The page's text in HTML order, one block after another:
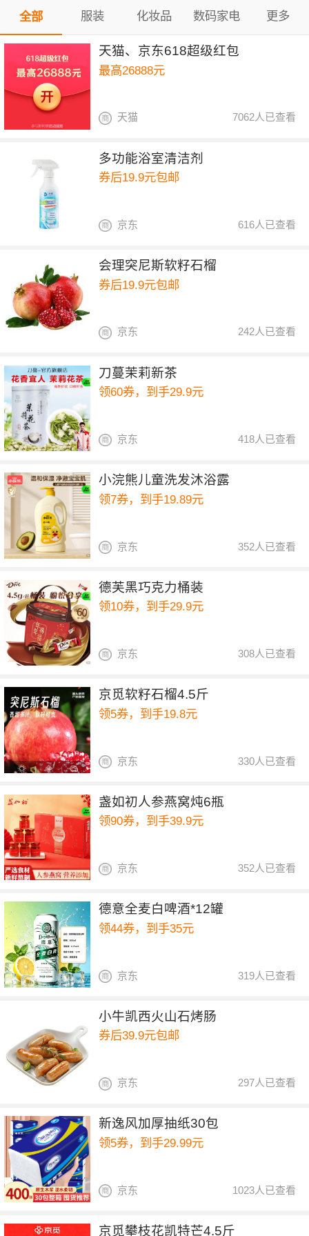
全部 服装 化妆品 数码家电 更多
天猫、京东618超级红包
最高26888元
7062人已查看
天猫
多功能浴室清洁剂
券后19.9元包邮
616人已查看
京东
会理突尼斯软籽石榴
券后19.9元包邮
242人已查看
京东
刀蔓茉莉新茶
领60券，到手29.9元
418人已查看
京东
小浣熊儿童洗发沐浴露
领7券，到手19.89元
352人已查看
京东
德芙黑巧克力桶装
领10券，到手29.9元
308人已查看
京东
京觅软籽石榴4.5斤
领5券，到手19.8元
330人已查看
京东
盏如初人参燕窝炖6瓶
领90券，到手39.9元
352人已查看
京东
德意全麦白啤酒*12罐
领44券，到手35元
319人已查看
京东
小牛凯西火山石烤肠
券后39.9元包邮
297人已查看
京东
新逸风加厚抽纸30包
领5券，到手29.99元
1023人已查看
京东
京觅攀枝花凯特芒4.5斤